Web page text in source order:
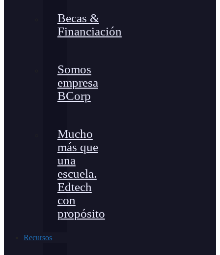
Becas &
Financiación
Somos
empresa
BCorp
Mucho
más que
una
escuela.
Edtech
con
propósito
Recursos